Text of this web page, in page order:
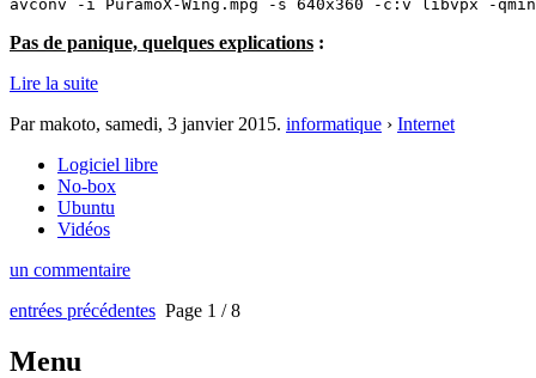
Pas de panique, quelques explications :
Lire la suite
Par makoto, samedi, 3 janvier 2015. informatique › Internet
Logiciel libre
No-box
Ubuntu
Vidéos
un commentaire
entrées précédentes Page 1 / 8
Menu